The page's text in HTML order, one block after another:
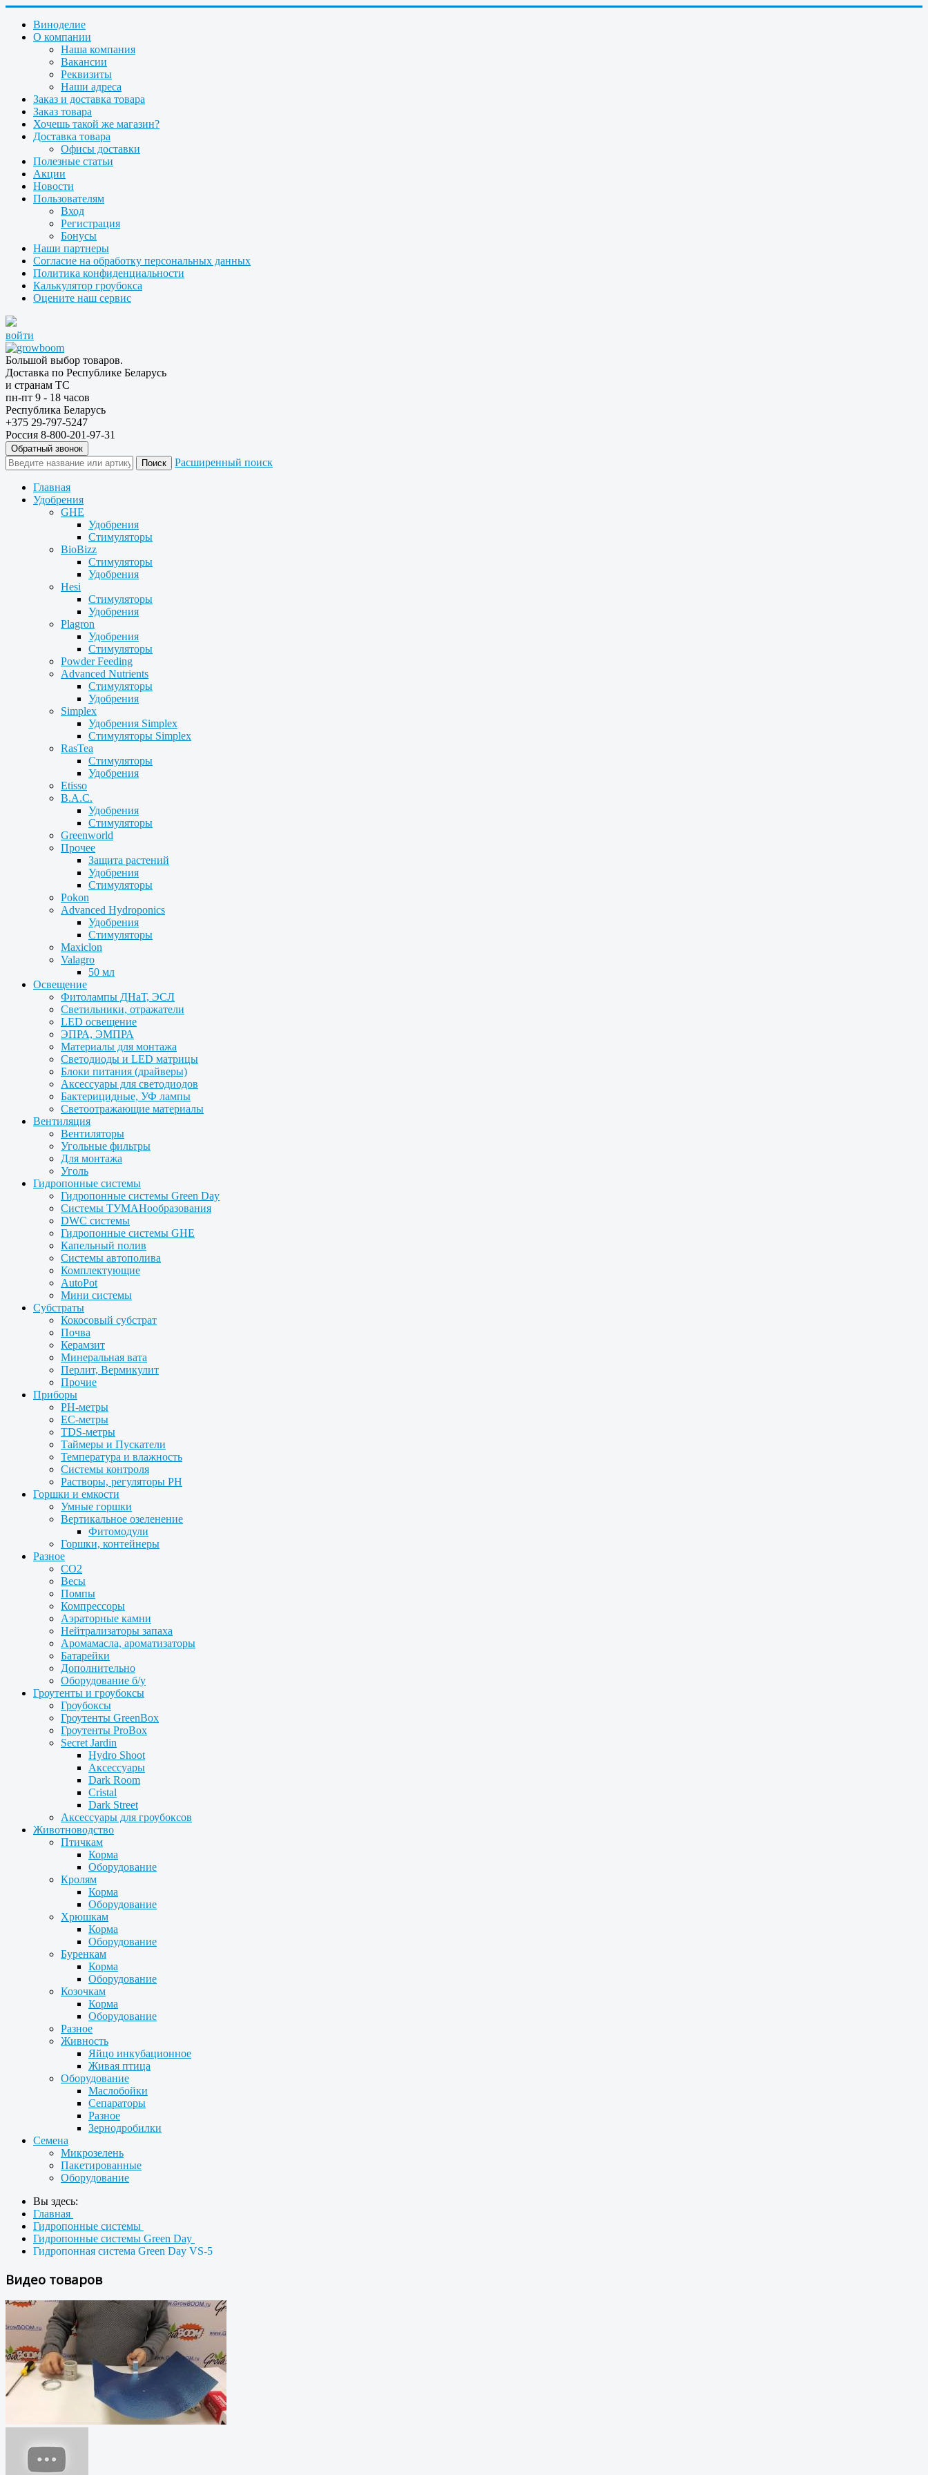
Виноделие
О компании
Наша компания
Вакансии
Реквизиты
Наши адреса
Заказ и доставка товара
Заказ товара
Хочешь такой же магазин?
Доставка товара
Офисы доставки
Полезные статьи
Акции
Новости
Пользователям
Вход
Регистрация
Бонусы
Наши партнеры
Согласие на обработку персональных данных
Политика конфиденциальности
Калькулятор гроубокса
Оцените наш сервис
войти
Большой выбор товаров.
Доставка по Республике Беларусь
и странам ТС
пн-пт 9 - 18 часов
Республика Беларусь
+375 29-797-5247
Россия 8-800-201-97-31
Обратный звонок
Расширенный поиск
Главная
Удобрения
GHE
Удобрения
Стимуляторы
BioBizz
Стимуляторы
Удобрения
Hesi
Стимуляторы
Удобрения
Plagron
Удобрения
Стимуляторы
Powder Feeding
Advanced Nutrients
Стимуляторы
Удобрения
Simplex
Удобрения Simplex
Стимуляторы Simplex
RasTea
Стимуляторы
Удобрения
Etisso
B.A.C.
Удобрения
Стимуляторы
Greenworld
Прочее
Защита растений
Удобрения
Стимуляторы
Pokon
Advanced Hydroponics
Удобрения
Стимуляторы
Maxiclon
Valagro
50 мл
Освещение
Фитолампы ДНаТ, ЭСЛ
Светильники, отражатели
LED освещение
ЭПРА, ЭМПРА
Материалы для монтажа
Светодиоды и LED матрицы
Блоки питания (драйверы)
Аксессуары для светодиодов
Бактерицидные, УФ лампы
Светоотражающие материалы
Вентиляция
Вентиляторы
Угольные фильтры
Для монтажа
Уголь
Гидропонные системы
Гидропонные системы Green Day
Системы ТУМАНообразования
DWC системы
Гидропонные системы GHE
Капельный полив
Системы автополива
Комплектующие
AutoPot
Мини системы
Субстраты
Кокосовый субстрат
Почва
Керамзит
Минеральная вата
Перлит, Вермикулит
Прочие
Приборы
PH-метры
EC-метры
TDS-метры
Таймеры и Пускатели
Температура и влажность
Системы контроля
Растворы, регуляторы PH
Горшки и емкости
Умные горшки
Вертикальное озеленение
Фитомодули
Горшки, контейнеры
Разное
CO2
Весы
Помпы
Компрессоры
Аэраторные камни
Нейтрализаторы запаха
Аромамасла, ароматизаторы
Батарейки
Дополнительно
Оборудование б/у
Гроутенты и гроубоксы
Гроубоксы
Гроутенты GreenBox
Гроутенты ProBox
Secret Jardin
Hydro Shoot
Аксессуары
Dark Room
Cristal
Dark Street
Аксессуары для гроубоксов
Животноводство
Птичкам
Корма
Оборудование
Кролям
Корма
Оборудование
Хрюшкам
Корма
Оборудование
Буренкам
Корма
Оборудование
Козочкам
Корма
Оборудование
Разное
Живность
Яйцо инкубационное
Живая птица
Оборудование
Маслобойки
Сепараторы
Разное
Зернодробилки
Семена
Микрозелень
Пакетированные
Оборудование
Вы здесь:
Главная
Гидропонные системы
Гидропонные системы Green Day
Гидропонная система Green Day VS-5
Видео товаров